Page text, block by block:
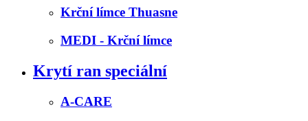
Krční límce Thuasne
MEDI - Krční límce
Krytí ran speciální
A-CARE